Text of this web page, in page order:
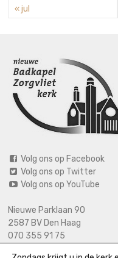
« jul
Volg ons op Facebook
Volg ons op Twitter
Volg ons op YouTube
Nieuwe Parklaan 90
2587 BV Den Haag
070 355 91 75
06 2125 2720 (bij